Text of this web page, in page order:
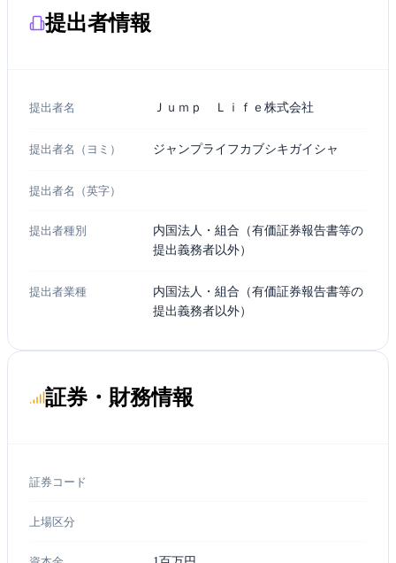
提出者情報
提出者名 Ｊｕｍｐ Ｌｉｆｅ株式会社
提出者名（ヨミ） ジャンプライフカブシキガイシャ
提出者名（英字）
提出者種別
内国法人・組合（有価証券報告書等の
提出義務者以外）
提出者業種
内国法人・組合（有価証券報告書等の
提出義務者以外）
証券・財務情報
証券コード
上場区分